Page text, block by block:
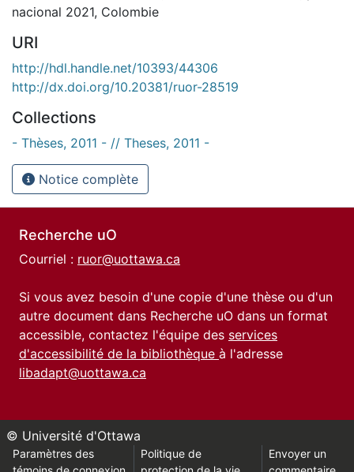
nacional 2021, Colombie
URI
http://hdl.handle.net/10393/44306
http://dx.doi.org/10.20381/ruor-28519
Collections
- Thèses, 2011 - // Theses, 2011 -
Notice complète
Recherche uO
Courriel : ruor@uottawa.ca
Si vous avez besoin d'une copie d'une thèse ou d'un
autre document dans Recherche uO dans un format
accessible, contactez l'équipe des services
d'accessibilité de la bibliothèque à l'adresse
libadapt@uottawa.ca
© Université d'Ottawa
Paramètres des
Politique de
Envoyer un